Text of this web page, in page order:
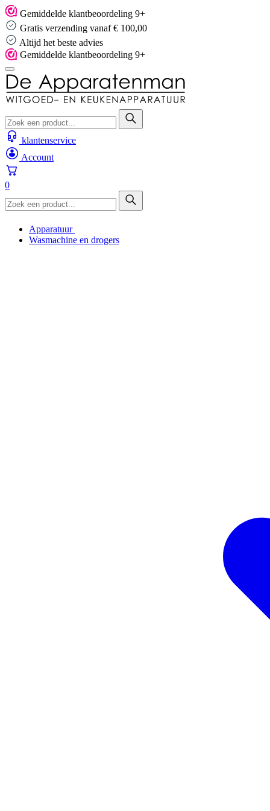
Skip
to
content
Gemiddelde klantbeoordeling 9+
Gratis verzending vanaf € 100,00
Altijd het beste advies
Gemiddelde klantbeoordeling 9+
klantenservice
Account
0
Apparatuur
Wasmachine en drogers